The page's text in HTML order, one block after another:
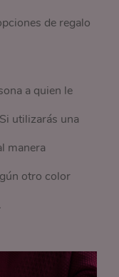
de regalo
a quien le
utilizarás una
manera
otro color